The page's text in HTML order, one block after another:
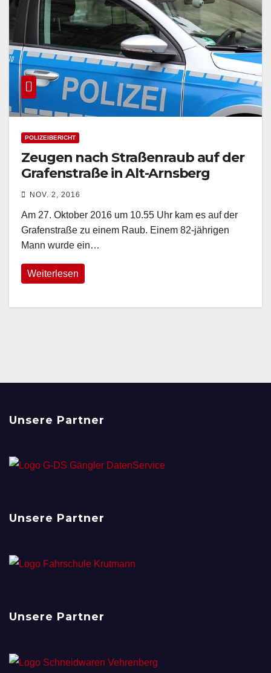
POLIZEIBERICHT
Zeugen nach Straßenraub auf der
Grafenstraße in Alt-Arnsberg
gesucht
NOV. 2, 2016
Am 27. Oktober 2016 um 10.55 Uhr kam es auf der
Grafenstraße zu einem Raub. Einem 82-jährigen
Mann wurde ein…
Weiterlesen
Unsere Partner
Unsere Partner
Unsere Partner